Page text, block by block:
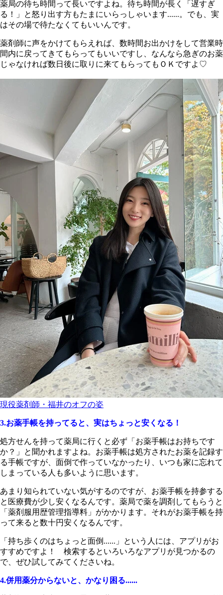
薬局の待ち時間って長いですよね。待ち時間が長く「遅すぎ
る！」と怒り出す方もたまにいらっしゃいます......。でも、実
はその場で待たなくてもいいんです。
薬剤師に声をかけてもらえれば、数時間お出かけをして営業時
間内に戻ってきてもらってもいいですし、なんなら急ぎのお薬
じゃなければ数日後に取りに来てもらってもＯＫですよ♡
現役薬剤師・福井のオフの姿
3.お薬手帳を持ってると、実はちょっと安くなる！
処方せんを持って薬局に行くと必ず「お薬手帳はお持ちです
か？」と聞かれますよね。お薬手帳は処方されたお薬を記録す
る手帳ですが、面倒で作っていなかったり、いつも家に忘れて
しまっている人も多いように思います。
あまり知られていない気がするのですが、お薬手帳を持参する
と医療費が少し安くなるんです。薬局で薬を調剤してもらうと
「薬剤服用歴管理指導料」がかかります。それがお薬手帳を持
って来ると数十円安くなるんです。
「持ち歩くのはちょっと面倒......」という人には、アプリがお
すすめですよ！ 検索するといろいろなアプリが見つかるの
で、ぜひ試してみてくださいね。
4.併用薬分からないと、かなり困る......